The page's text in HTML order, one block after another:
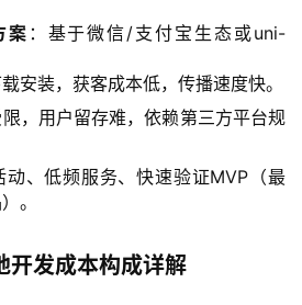
案 ：基于微信/支付宝生态或uni-
安装，获客成本低，传播速度快。
，用户留存难，依赖第三方平台规
动、低频服务、快速验证MVP（最
。
开发成本构成详解